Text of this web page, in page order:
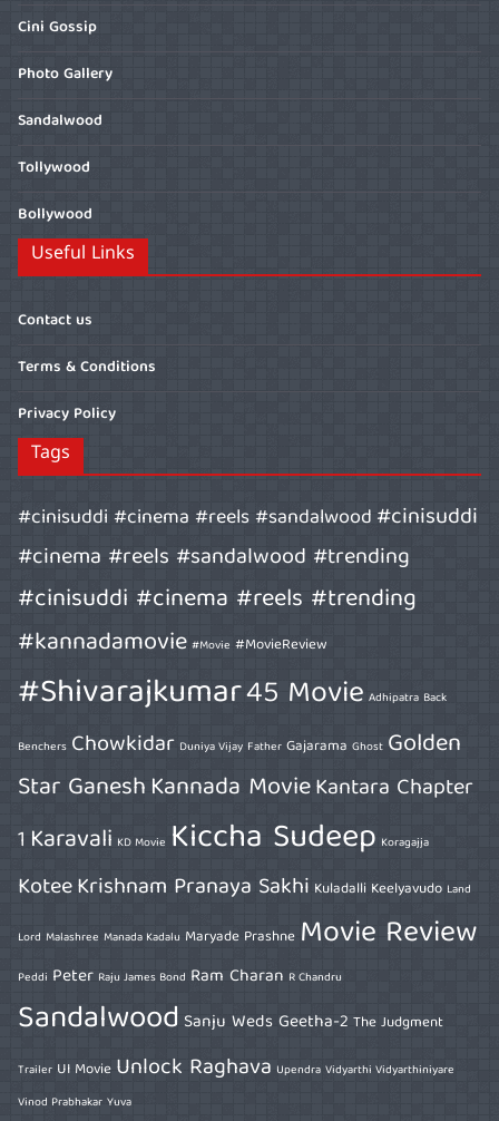
Cini Gossip
Photo Gallery
Sandalwood
Tollywood
Bollywood
Useful Links
Contact us
Terms & Conditions
Privacy Policy
Tags
#cinisuddi #cinema #reels #sandalwood#cinisuddi
#cinema #reels #sandalwood #trending
#cinisuddi #cinema #reels #trending
#kannadamovie #Movie #MovieReview
#Shivarajkumar45 Movie Adhipatra Back
Benchers Chowkidar Duniya Vijay Father Gajarama Ghost Golden
Star GaneshKannada MovieKantara Chapter
1 Karavali KD Movie Kiccha Sudeep Koragajja
KoteeKrishnam Pranaya Sakhi Kuladalli Keelyavudo Land
Lord Malashree Manada Kadalu Maryade Prashne Movie Review
Peddi Peter Raju James Bond Ram Charan R Chandru
Sandalwood Sanju Weds Geetha-2 The Judgment
Trailer UI Movie Unlock Raghava Upendra Vidyarthi Vidyarthiniyare
Vinod Prabhakar Yuva